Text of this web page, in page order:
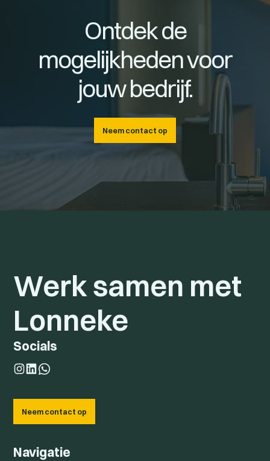
Ontdek de
mogelijkheden voor
jouw bedrijf.
Neem contact op
Werk samen met
Lonneke
Socials
Neem contact op
Navigatie